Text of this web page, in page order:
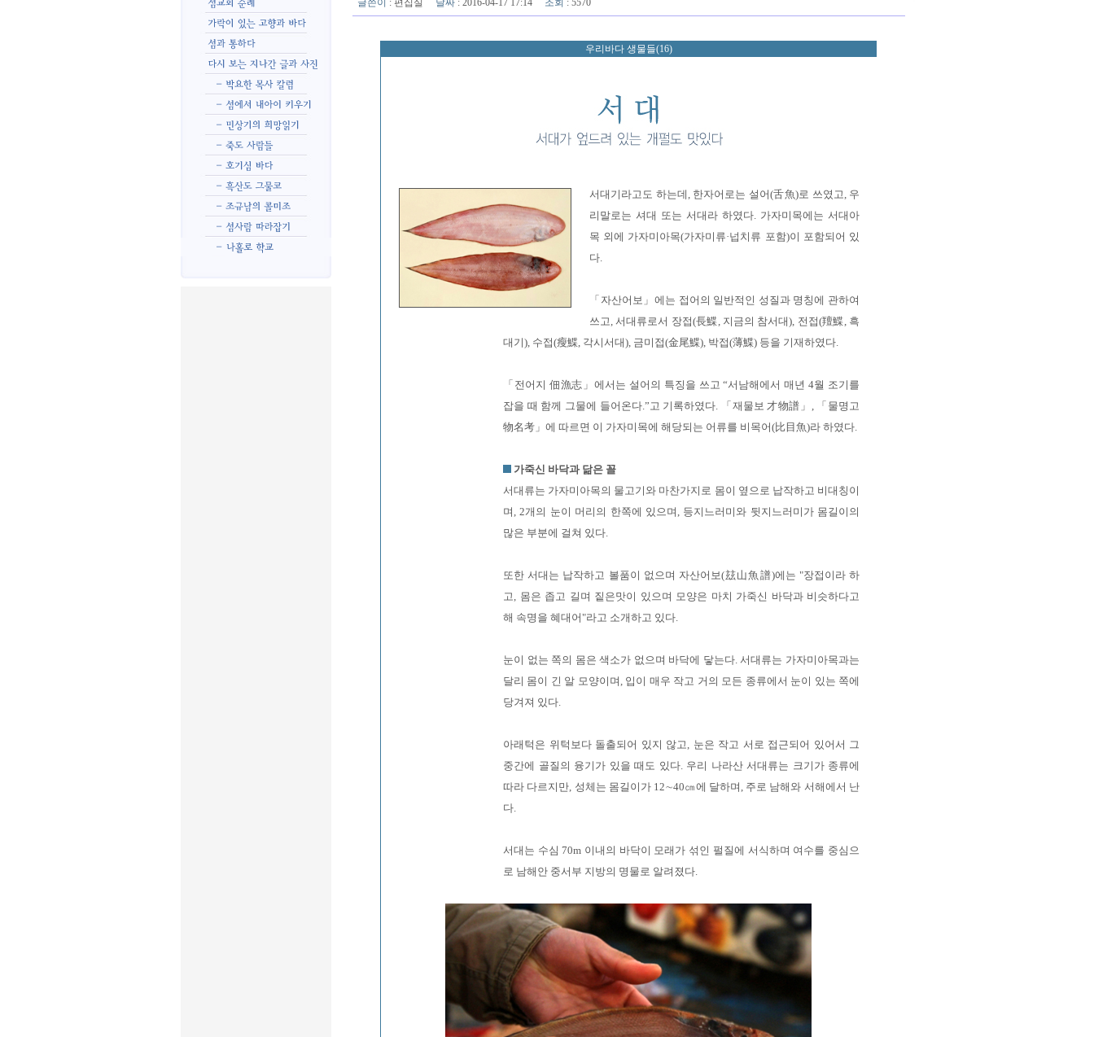
글쓴이 : 편집실 날짜: 2016-04-17 17:14 조회 : 5570
우리바다 생물들(16)
서대기라고도 하는데, 한자어로는 설어(舌魚)로 쓰였고, 우
리말로는 셔대 또는 서대라 하였다. 가자미목에는 서대아
목 외에 가자미아목(가자미류·넙치류 포함)이 포함되어 있
다.
「자산어보」에는 접어의 일반적인 성질과 명칭에 관하여
쓰고, 서대류로서 장접(長鰈, 지금의 참서대), 전접(羶鰈, 흑
대기), 수접(瘦鰈, 각시서대), 금미접(金尾鰈), 박접(薄鰈) 등을 기재하였다.
「전어지 佃漁志」에서는 설어의 특징을 쓰고 “서남해에서 매년 4월 조기를
잡을 때 함께 그물에 들어온다.”고 기록하였다. 「재물보 才物譜」, 「물명고
物名考」에 따르면 이 가자미목에 해당되는 어류를 비목어(比目魚)라 하였다.
가죽신 바닥과 닮은 꼴
서대류는 가자미아목의 물고기와 마찬가지로 몸이 옆으로 납작하고 비대칭이
며, 2개의 눈이 머리의 한쪽에 있으며, 등지느러미와 뒷지느러미가 몸길이의
많은 부분에 걸쳐 있다.
또한 서대는 납작하고 볼품이 없으며 자산어보(玆山魚譜)에는 "장접이라 하
고, 몸은 좁고 길며 짙은맛이 있으며 모양은 마치 가죽신 바닥과 비슷하다고
해 속명을 혜대어"라고 소개하고 있다.
눈이 없는 쪽의 몸은 색소가 없으며 바닥에 닿는다. 서대류는 가자미아목과는
달리 몸이 긴 알 모양이며, 입이 매우 작고 거의 모든 종류에서 눈이 있는 쪽에
당겨져 있다.
아래턱은 위턱보다 돌출되어 있지 않고, 눈은 작고 서로 접근되어 있어서 그
중간에 골질의 융기가 있을 때도 있다. 우리 나라산 서대류는 크기가 종류에
따라 다르지만, 성체는 몸길이가 12∼40㎝에 달하며, 주로 남해와 서해에서 난
다.
서대는 수심 70m 이내의 바닥이 모래가 섞인 펄질에 서식하며 여수를 중심으
로 남해안 중서부 지방의 명물로 알려졌다.